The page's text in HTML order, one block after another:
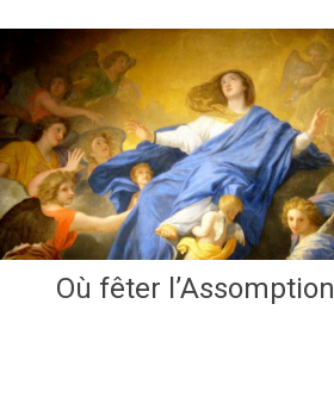
Où fêter l’Assomption